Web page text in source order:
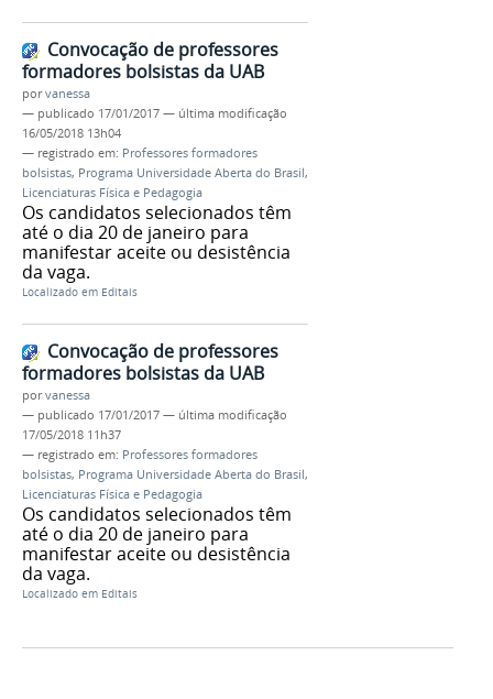
Convocação de professores
formadores bolsistas da UAB
porvanessa
— publicado 17/01/2017 — última modificação
16/05/2018 13h04
— registrado em: Professores formadores
bolsistas, Programa Universidade Aberta do Brasil,
Licenciaturas Física e Pedagogia
Os candidatos selecionados têm
até o dia 20 de janeiro para
manifestar aceite ou desistência
da vaga.
Localizado em Editais
Convocação de professores
formadores bolsistas da UAB
porvanessa
— publicado 17/01/2017 — última modificação
17/05/2018 11h37
— registrado em: Professores formadores
bolsistas, Programa Universidade Aberta do Brasil,
Licenciaturas Física e Pedagogia
Os candidatos selecionados têm
até o dia 20 de janeiro para
manifestar aceite ou desistência
da vaga.
Localizado em Editais